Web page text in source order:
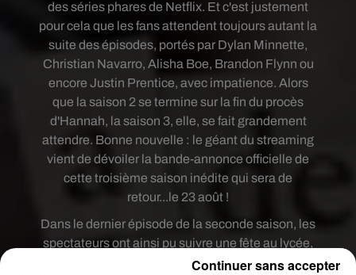
des séries phares de Netflix. Et c'est justement
pour cela que les fans attendent toujours autant la
suite des épisodes, portés par Dylan Minnette,
Christian Navarro, Alisha Boe, Brandon Flynn ou
encore Justin Prentice, avec impatience. Alors
que la saison 2 se termine sur la fin du procès
d'Hannah, la saison 3, elle, se fait grandement
attendre. Bonne nouvelle : le géant du streaming
vient de dévoiler la bande-annonce officielle de
cette troisième saison inédite qui sera de
retour...le 23 août !
Dans le dernier épisode de la seconde saison, les
spectateurs ont ainsi pu suivre une fête au lycée,
au cours de laquelle Tyler Down débarquait avec
Continuer sans accepter